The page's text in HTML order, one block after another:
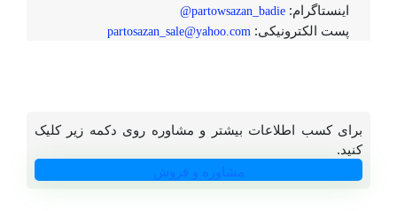
اینستاگرام: partowsazan_badie@
پست الکترونیکی: partosazan_sale@yahoo.com
برای کسب اطلاعات بیشتر و مشاوره روی دکمه زیر کلیک
کنید.
مشاوره و فروش